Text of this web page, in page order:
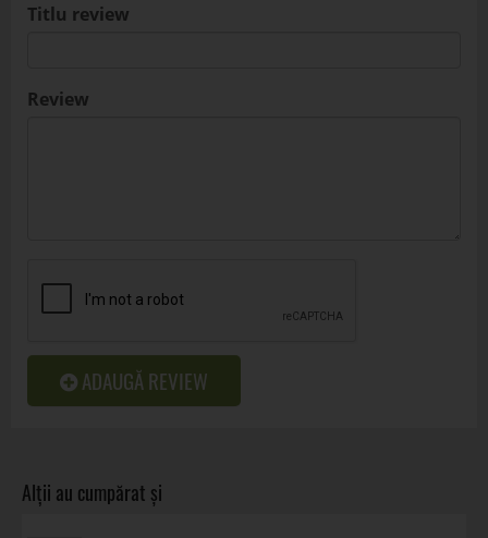
Titlu review
Review
ADAUGĂ REVIEW